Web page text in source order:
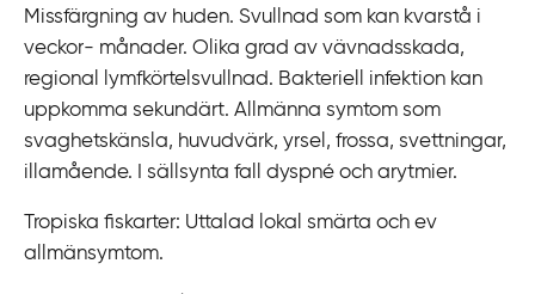
Missfärgning av huden. Svullnad som kan kvarstå i
veckor- månader. Olika grad av vävnadsskada,
regional lymfkörtelsvullnad. Bakteriell infektion kan
uppkomma sekundärt. Allmänna symtom som
svaghetskänsla, huvudvärk, yrsel, frossa, svettningar,
illamående. I sällsynta fall dyspné och arytmier.
Tropiska fiskarter: Uttalad lokal smärta och ev
allmänsymtom.